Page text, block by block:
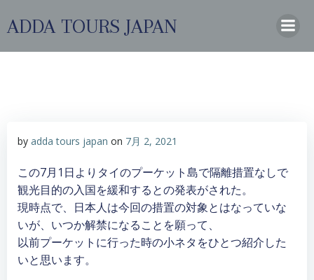
ン
ッ
ADDA TOURS JAPAN
by adda tours japan on 7月 2, 2021
この7月1日よりタイのプーケット島で隔離措置なしで
観光目的の入国を緩和するとの発表がされた。
現時点で、日本人は今回の措置の対象とはなっていな
いが、いつか解禁になることを願って、
以前プーケットに行った時の小ネタをひとつ紹介した
いと思います。